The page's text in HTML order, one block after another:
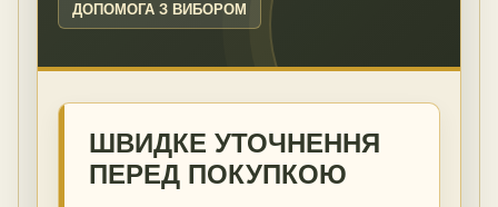
ДОПОМОГА З ВИБОРОМ
ШВИДКЕ УТОЧНЕННЯ
ПЕРЕД ПОКУПКОЮ